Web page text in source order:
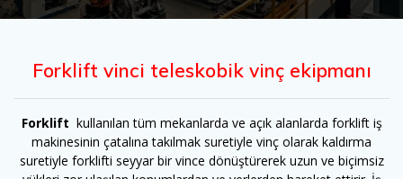
Forklift vinci teleskobik vinç ekipmanı
Forklift kullanılan tüm mekanlarda ve açık alanlarda forklift iş
makinesinin çatalına takılmak suretiyle vinç olarak kaldırma
suretiyle forklifti seyyar bir vince dönüştürerek uzun ve biçimsiz